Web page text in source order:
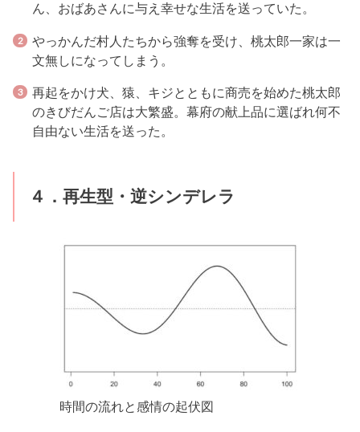
ん、おばあさんに与え幸せな生活を送っていた。
やっかんだ村人たちから強奪を受け、桃太郎一家は一
文無しになってしまう。
再起をかけ犬、猿、キジとともに商売を始めた桃太郎
のきびだんご店は大繁盛。幕府の献上品に選ばれ何不
自由ない生活を送った。
４．再生型・逆シンデレラ
時間の流れと感情の起伏図